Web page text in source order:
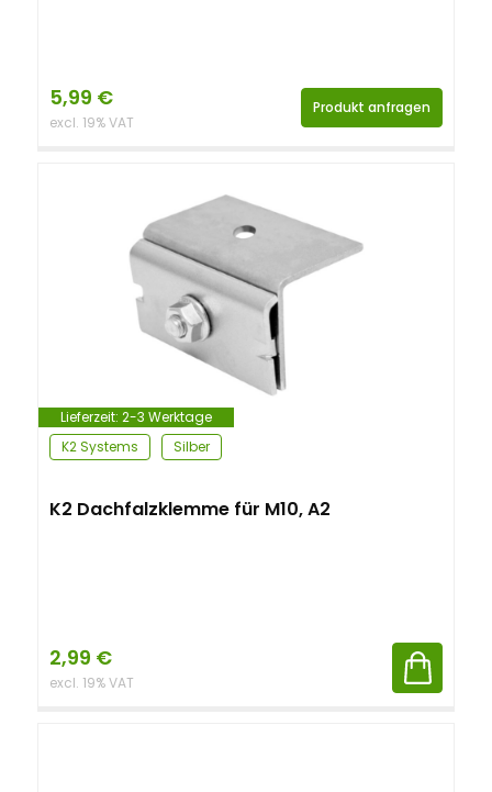
5,99 €
excl. 19% VAT
Produkt anfragen
Lieferzeit: 2-3 Werktage
K2 Systems
Silber
K2 Dachfalzklemme für M10, A2
2,99 €
excl. 19% VAT